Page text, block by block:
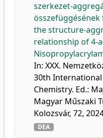
szerkezet-
the structure-
relationship of 4-
In: XXX.
30th
Chemistry. Ed.:
Magyar Műszaki
Kolozsvár, 72,
DEA